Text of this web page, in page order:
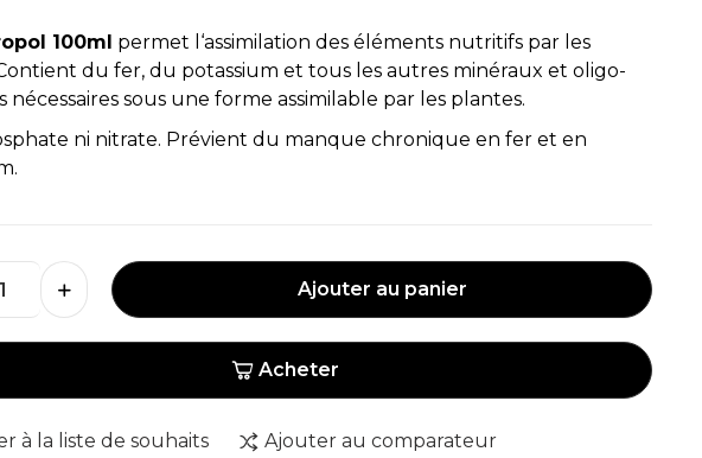
100ml permet l‘assimilation des éléments nutritifs par les
du fer, du potassium et tous les autres minéraux et oligo-
nécessaires sous une forme assimilable par les plantes.
ni nitrate. Prévient du manque chronique en fer et en
Ajouter au panier
Acheter
à la liste de souhaits Ajouter au comparateur